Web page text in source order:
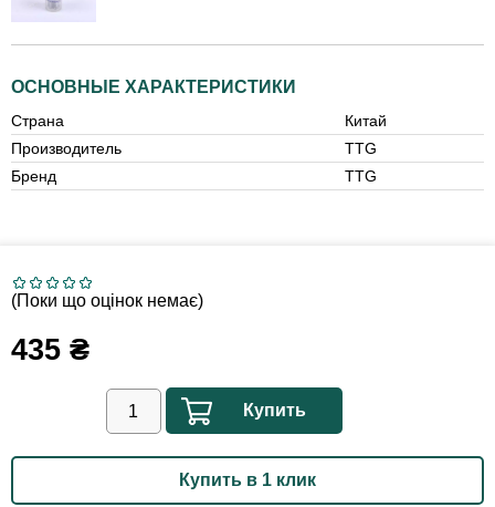
ОСНОВНЫЕ ХАРАКТЕРИСТИКИ
Страна
Китай
Производитель
TTG
Бренд
TTG
(Поки що оцінок немає)
435 ₴
Купить
Купить в 1 клик